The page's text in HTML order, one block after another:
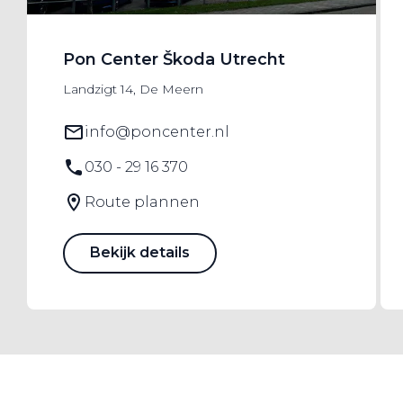
Pon Center Škoda Utrecht
Landzigt 14, De Meern
info@poncenter.nl
030 - 29 16 370
Route plannen
Bekijk details